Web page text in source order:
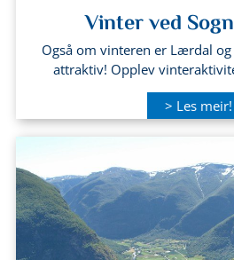
Vinter ved
Også om vinteren er Lærdal
attraktiv! Opplev
> Les meir!